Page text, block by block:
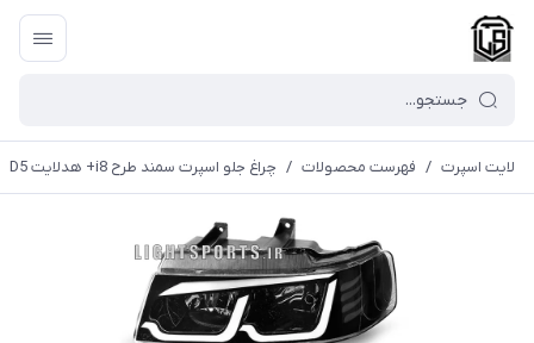
لایت اسپرت / فهرست محصولات / چراغ جلو اسپرت سمند طرح i8+ هدلایت D5